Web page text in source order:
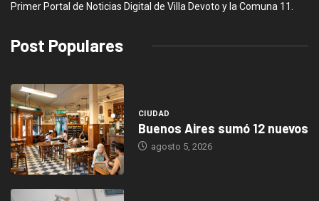
Primer Portal de Noticias Digital de Villa Devoto y la Comuna 11.
Post Populares
CIUDAD
Buenos Aires sumó 12 nuevos
agosto 5, 2026